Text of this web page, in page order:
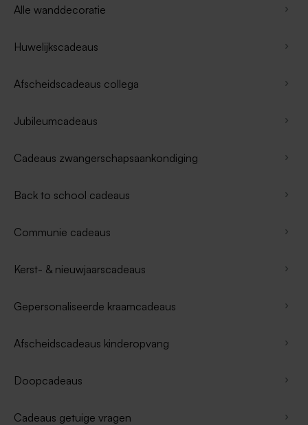
Alle wanddecoratie
Huwelijkscadeaus
Afscheidscadeaus collega
Jubileumcadeaus
Cadeaus zwangerschapsaankondiging
Back to school cadeaus
Communie cadeaus
Kerst- & nieuwjaarscadeaus
Gepersonaliseerde kraamcadeaus
Afscheidscadeaus kinderopvang
Doopcadeaus
Cadeaus getuige vragen